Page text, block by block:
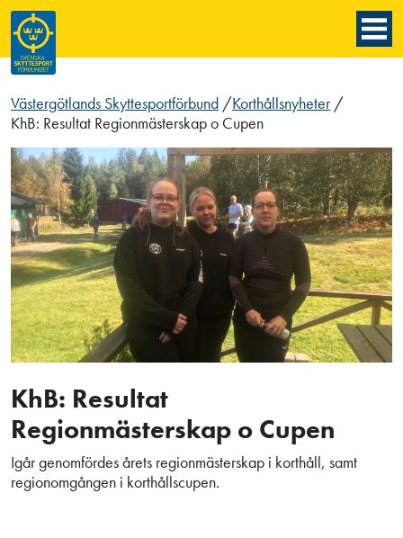
Västergötlands Skyttesportförbund /Korthållsnyheter /
KhB: Resultat Regionmästerskap o Cupen
KhB: Resultat
Regionmästerskap o Cupen
Igår genomfördes årets regionmästerskap i korthåll, samt
regionomgången i korthållscupen.